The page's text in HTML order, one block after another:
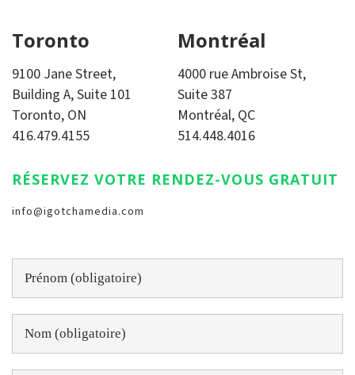
Toronto
9100 Jane Street,
Building A, Suite 101
Toronto, ON
416.479.4155
Montréal
4000 rue Ambroise St,
Suite 387
Montréal, QC
514.448.4016
RÉSERVEZ VOTRE RENDEZ-VOUS GRATUIT
info@igotchamedia.com